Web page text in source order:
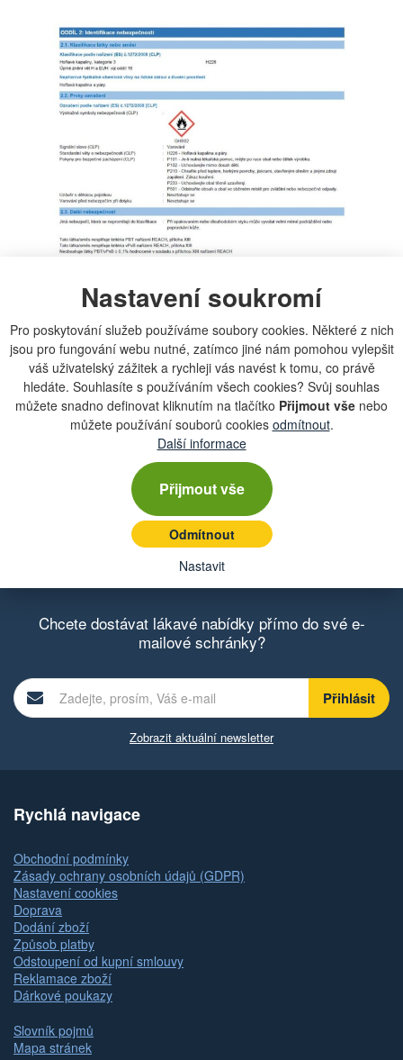
Nastavení soukromí
Pro poskytování služeb používáme soubory cookies. Některé z nich
jsou pro fungování webu nutné, zatímco jiné nám pomohou vylepšit
váš uživatelský zážitek a rychleji vás navést k tomu, co právě
hledáte. Souhlasíte s používáním všech cookies? Svůj souhlas
můžete snadno definovat kliknutím na tlačítko Přijmout vše nebo
můžete používání souborů cookies odmítnout.
Další informace
Přijmout vše
Odmítnout
Nastavit
Katalogová čísla
Chcete dostávat lákavé nabídky přímo do své e-
mailové schránky?
Zobrazit aktuální newsletter
Rychlá navigace
Obchodní podmínky
Zásady ochrany osobních údajů (GDPR)
Nastavení cookies
Doprava
Dodání zboží
Způsob platby
Odstoupení od kupní smlouvy
Reklamace zboží
Dárkové poukazy
Slovník pojmů
Mapa stránek